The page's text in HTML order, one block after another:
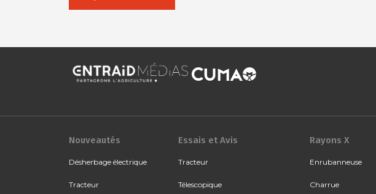
Nouveautés
Désherbage électrique
Tracteur
Essais et Avis
Tracteur
Télescopique
Rayons X
Enrubanneuse
Charrue